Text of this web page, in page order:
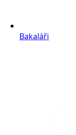
Bakaláři